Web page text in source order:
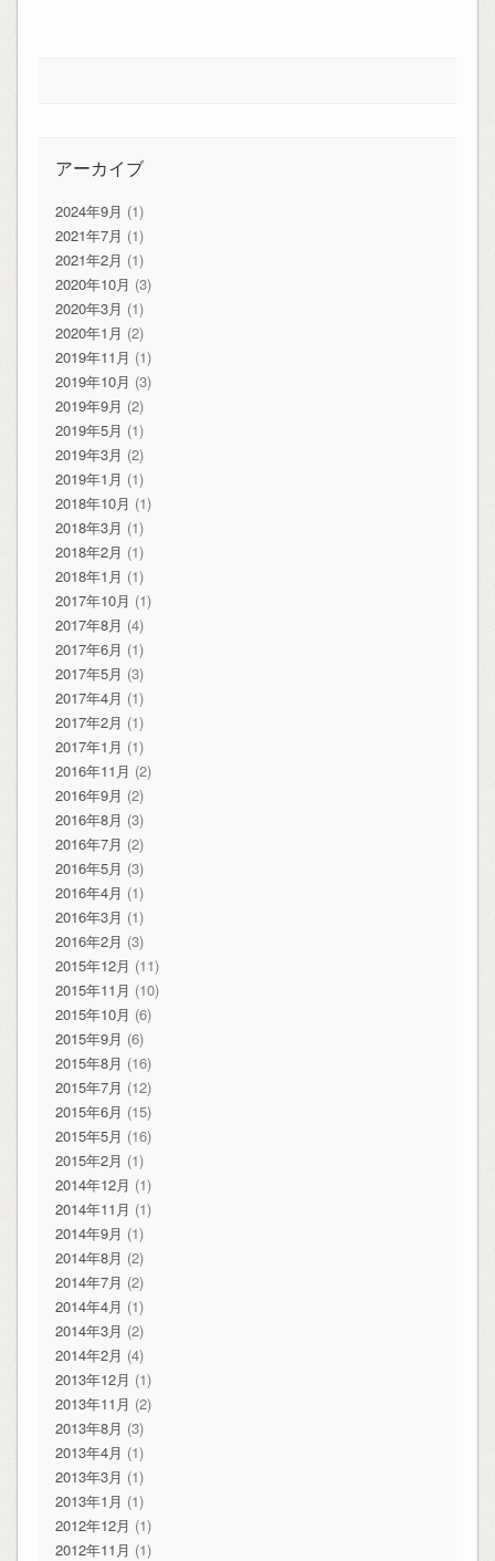
アーカイブ
2024年9月 (1)
2021年7月 (1)
2021年2月 (1)
2020年10月 (3)
2020年3月 (1)
2020年1月 (2)
2019年11月 (1)
2019年10月 (3)
2019年9月 (2)
2019年5月 (1)
2019年3月 (2)
2019年1月 (1)
2018年10月 (1)
2018年3月 (1)
2018年2月 (1)
2018年1月 (1)
2017年10月 (1)
2017年8月 (4)
2017年6月 (1)
2017年5月 (3)
2017年4月 (1)
2017年2月 (1)
2017年1月 (1)
2016年11月 (2)
2016年9月 (2)
2016年8月 (3)
2016年7月 (2)
2016年5月 (3)
2016年4月 (1)
2016年3月 (1)
2016年2月 (3)
2015年12月 (11)
2015年11月 (10)
2015年10月 (6)
2015年9月 (6)
2015年8月 (16)
2015年7月 (12)
2015年6月 (15)
2015年5月 (16)
2015年2月 (1)
2014年12月 (1)
2014年11月 (1)
2014年9月 (1)
2014年8月 (2)
2014年7月 (2)
2014年4月 (1)
2014年3月 (2)
2014年2月 (4)
2013年12月 (1)
2013年11月 (2)
2013年8月 (3)
2013年4月 (1)
2013年3月 (1)
2013年1月 (1)
2012年12月 (1)
2012年11月 (1)